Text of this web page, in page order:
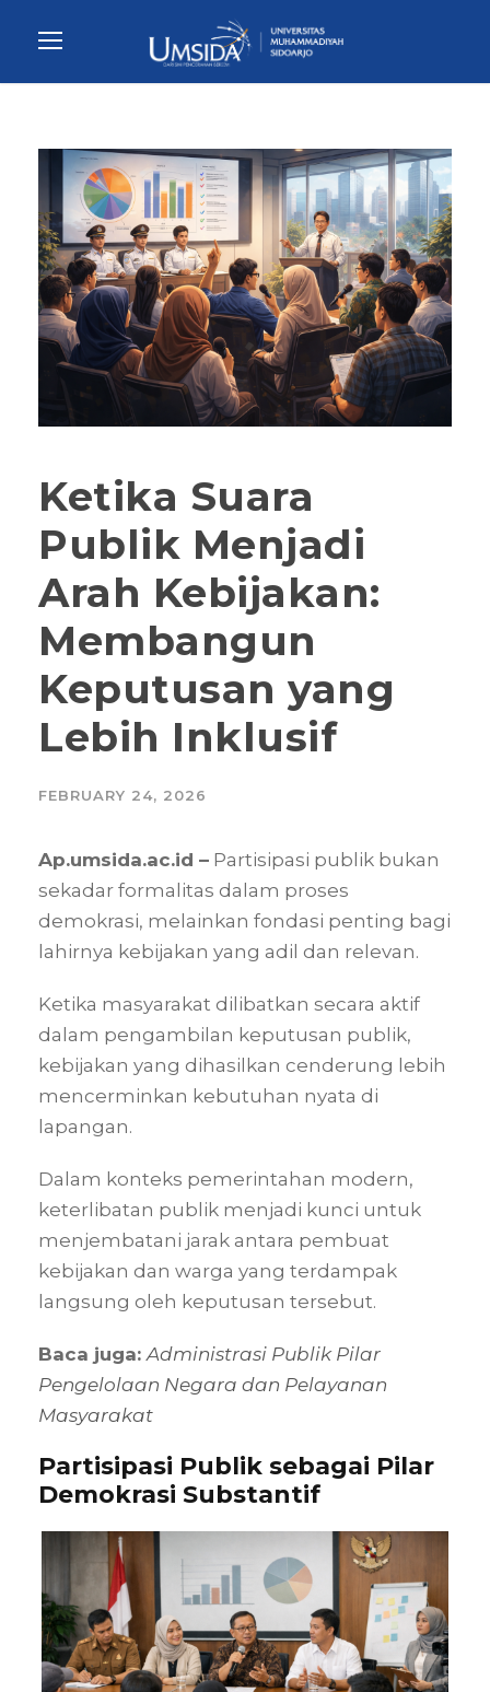
Ketika Suara
Publik Menjadi
Arah Kebijakan:
Membangun
Keputusan yang
Lebih Inklusif
FEBRUARY 24, 2026
Ap.umsida.ac.id – Partisipasi publik bukan
sekadar formalitas dalam proses
demokrasi, melainkan fondasi penting bagi
lahirnya kebijakan yang adil dan relevan.
Ketika masyarakat dilibatkan secara aktif
dalam pengambilan keputusan publik,
kebijakan yang dihasilkan cenderung lebih
mencerminkan kebutuhan nyata di
lapangan.
Dalam konteks pemerintahan modern,
keterlibatan publik menjadi kunci untuk
menjembatani jarak antara pembuat
kebijakan dan warga yang terdampak
langsung oleh keputusan tersebut.
Baca juga: Administrasi Publik Pilar
Pengelolaan Negara dan Pelayanan
Masyarakat
Partisipasi Publik sebagai Pilar
Demokrasi Substantif